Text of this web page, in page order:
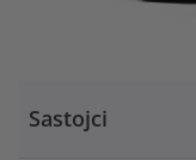
Sastojci